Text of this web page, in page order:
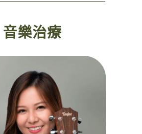
音樂治療